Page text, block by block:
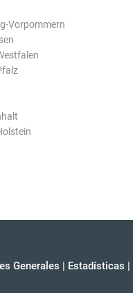
Vorpommern
Generales | Estadísticas |